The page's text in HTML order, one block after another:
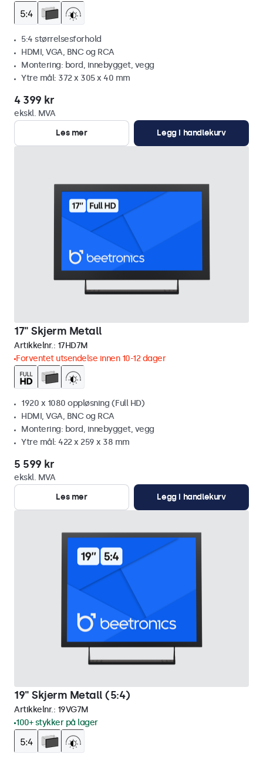
5:4 størrelsesforhold
HDMI, VGA, BNC og RCA
Montering: bord, innebygget, vegg
Ytre mål: 372 x 305 x 40 mm
4 399 kr
ekskl. MVA
Les mer
Legg i handlekurv
17" Skjerm Metall
Artikkelnr.: 17HD7M
Forventet utsendelse innen 10-12 dager
1920 x 1080 oppløsning (Full HD)
HDMI, VGA, BNC og RCA
Montering: bord, innebygget, vegg
Ytre mål: 422 x 259 x 38 mm
5 599 kr
ekskl. MVA
Les mer
Legg i handlekurv
19" Skjerm Metall (5:4)
Artikkelnr.: 19VG7M
100+ stykker på lager